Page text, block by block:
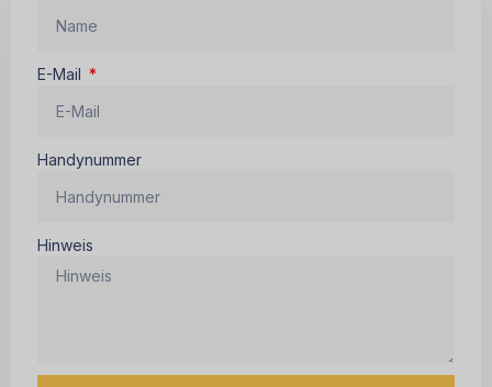
E-Mail
Handynummer
Hinweis